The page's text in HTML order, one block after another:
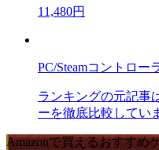
11,480円
PC/Steamコントロー
ランキングの元記事
ーを徹底比較してい
Amazonで買えるおすすめ